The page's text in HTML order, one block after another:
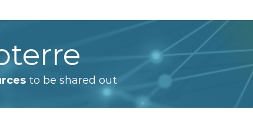
to be shared out